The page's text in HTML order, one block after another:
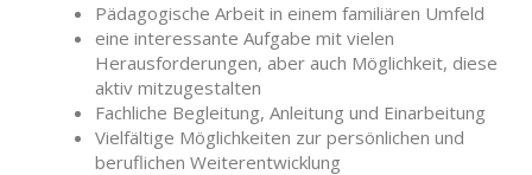
Pädagogische Arbeit in einem familiären Umfeld
eine interessante Aufgabe mit vielen
Herausforderungen, aber auch Möglichkeit, diese
aktiv mitzugestalten
Fachliche Begleitung, Anleitung und Einarbeitung
Vielfältige Möglichkeiten zur persönlichen und
beruflichen Weiterentwicklung